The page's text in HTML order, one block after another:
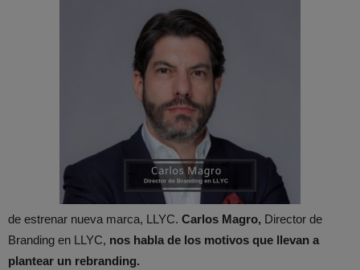
de estrenar nueva marca, LLYC. Carlos Magro, Director de
Branding en LLYC, nos habla de los motivos que llevan a
plantear un rebranding.